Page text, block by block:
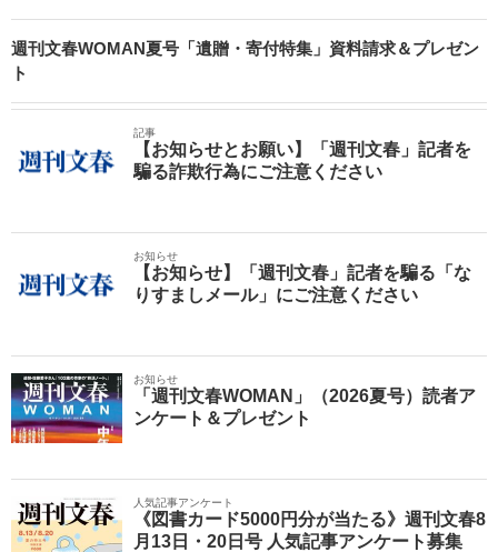
週刊文春WOMAN夏号「遺贈・寄付特集」資料請求＆プレゼン
ト
記事
【お知らせとお願い】「週刊文春」記者を
騙る詐欺行為にご注意ください
お知らせ
【お知らせ】「週刊文春」記者を騙る「な
りすましメール」にご注意ください
お知らせ
「週刊文春WOMAN」（2026夏号）読者ア
ンケート＆プレゼント
人気記事アンケート
《図書カード5000円分が当たる》週刊文春8
月13日・20日号 人気記事アンケート募集